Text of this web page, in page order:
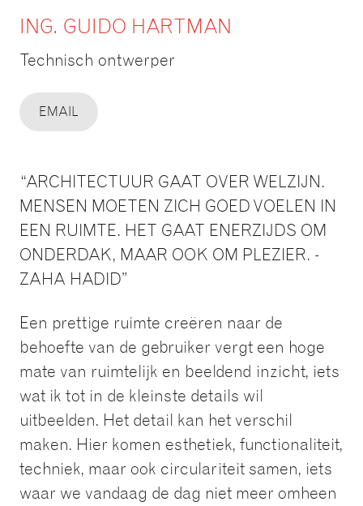
ING. GUIDO HARTMAN
Technisch ontwerper
EMAIL
“ARCHITECTUUR GAAT OVER WELZIJN.
MENSEN MOETEN ZICH GOED VOELEN IN
EEN RUIMTE. HET GAAT ENERZIJDS OM
ONDERDAK, MAAR OOK OM PLEZIER. -
ZAHA HADID”
Een prettige ruimte creëren naar de
behoefte van de gebruiker vergt een hoge
mate van ruimtelijk en beeldend inzicht, iets
wat ik tot in de kleinste details wil
uitbeelden. Het detail kan het verschil
maken. Hier komen esthetiek, functionaliteit,
techniek, maar ook circulariteit samen, iets
waar we vandaag de dag niet meer omheen